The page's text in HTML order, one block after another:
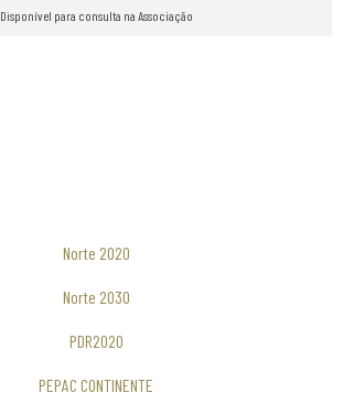
Disponível para consulta na Associação
Norte 2020
Norte 2030
PDR2020
PEPAC CONTINENTE